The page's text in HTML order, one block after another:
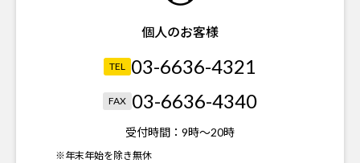
個人のお客様
TEL 03-6636-4321
FAX 03-6636-4340
受付時間： 9時～20時
※年末年始を除き無休